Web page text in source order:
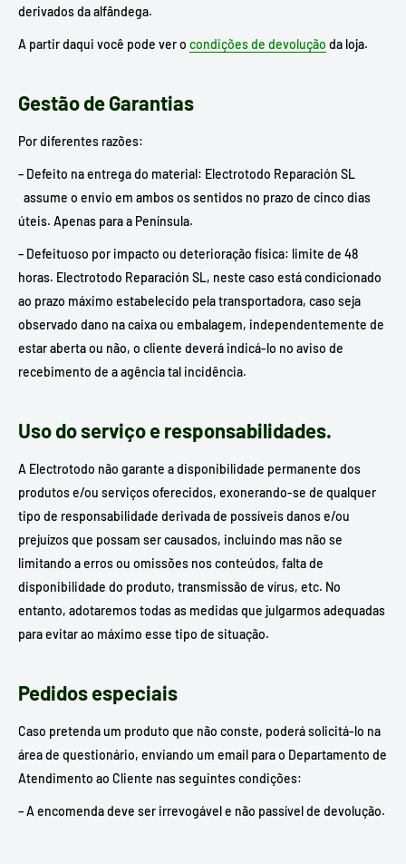
derivados da alfândega.
A partir daqui você pode ver o condições de devolução da loja.
Gestão de Garantias
Por diferentes razões:
– Defeito na entrega do material: Electrotodo Reparación SL
assume o envio em ambos os sentidos no prazo de cinco dias
úteis. Apenas para a Península.
– Defeituoso por impacto ou deterioração física: limite de 48
horas. Electrotodo Reparación SL, neste caso está condicionado
ao prazo máximo estabelecido pela transportadora, caso seja
observado dano na caixa ou embalagem, independentemente de
estar aberta ou não, o cliente deverá indicá-lo no aviso de
recebimento de a agência tal incidência.
Uso do serviço e responsabilidades.
A Electrotodo não garante a disponibilidade permanente dos
produtos e/ou serviços oferecidos, exonerando-se de qualquer
tipo de responsabilidade derivada de possíveis danos e/ou
prejuízos que possam ser causados, incluindo mas não se
limitando a erros ou omissões nos conteúdos, falta de
disponibilidade do produto, transmissão de vírus, etc. No
entanto, adotaremos todas as medidas que julgarmos adequadas
para evitar ao máximo esse tipo de situação.
Pedidos especiais
Caso pretenda um produto que não conste, poderá solicitá-lo na
área de questionário, enviando um email para o Departamento de
Atendimento ao Cliente nas seguintes condições:
– A encomenda deve ser irrevogável e não passível de devolução.